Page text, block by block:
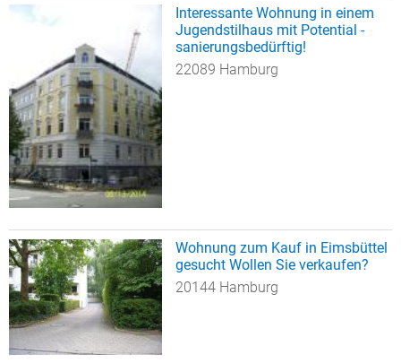
Interessante Wohnung in einem
Jugendstilhaus mit Potential -
sanierungsbedürftig!
22089 Hamburg
Wohnung zum Kauf in Eimsbüttel
gesucht Wollen Sie verkaufen?
20144 Hamburg